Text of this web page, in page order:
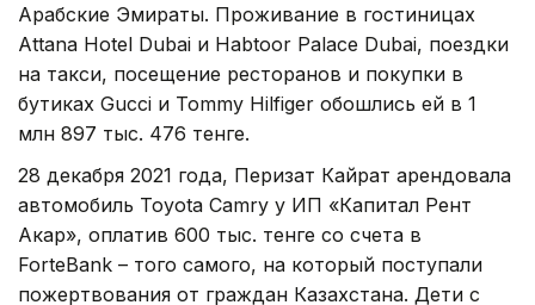
Арабские Эмираты. Проживание в гостиницах
Attana Hotel Dubai и Habtoor Palace Dubai, поездки
на такси, посещение ресторанов и покупки в
бутиках Gucci и Tommy Hilfiger обошлись ей в 1
млн 897 тыс. 476 тенге.
28 декабря 2021 года, Перизат Кайрат арендовала
автомобиль Toyota Camry у ИП «Капитал Рент
Акар», оплатив 600 тыс. тенге со счета в
ForteBank – того самого, на который поступали
пожертвования от граждан Казахстана. Дети с